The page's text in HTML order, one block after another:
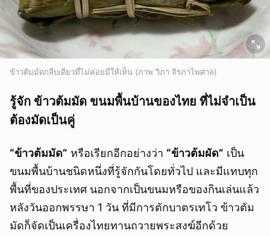
ข้าวต้มมัดกลีบเดียวที่ไม่ค่อยมีให้เห็น (ภาพ วิภา จิรภาไพศาล)
รู้จัก ข้าวต้มมัด ขนมพื้นบ้านของไทย ที่ไม่จำเป็น
ต้องมัดเป็นคู่
“ข้าวต้มมัด” หรือเรียกอีกอย่างว่า “ข้าวต้มผัด” เป็น
ขนมพื้นบ้านชนิดหนึ่งที่รู้จักกันโดยทั่วไป และมีแทบทุก
พื้นที่ของประเทศ นอกจากเป็นขนมหรือของกินเล่นแล้ว
หลังวันออกพรรษา 1 วัน ที่มีการตักบาตรเทโว ข้าวตัม
มัดก็จัดเป็นเครื่องไทยทานถวายพระสงฆ์อีกด้วย